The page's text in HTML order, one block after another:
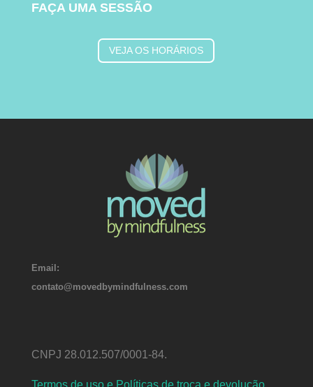
FAÇA UMA SESSÃO
VEJA OS HORÁRIOS
Email:
contato@movedbymindfulness.com
CNPJ 28.012.507/0001-84.